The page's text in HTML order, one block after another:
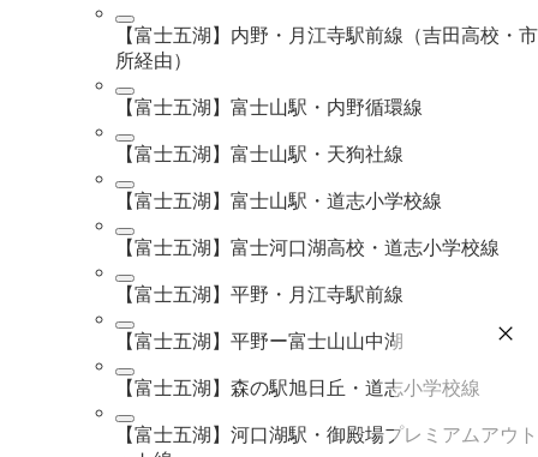
【富士五湖】内野・月江寺駅前線（吉田高校・
所経由）
【富士五湖】富士山駅・内野循環線
【富士五湖】富士山駅・天狗社線
【富士五湖】富士山駅・道志小学校線
【富士五湖】富士河口湖高校・道志小学校線
【富士五湖】平野・月江寺駅前線
【富士五湖】平野ー富士山山中湖
【富士五湖】森の駅旭日丘・道志小学校線
【富士五湖】河口湖駅・御殿場プレミアムアウ